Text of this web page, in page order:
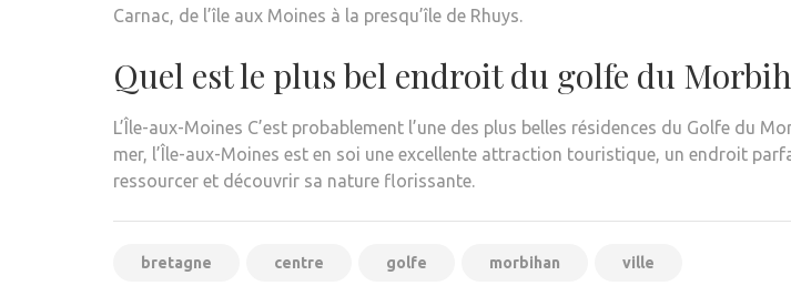
Carnac, de l’île aux Moines à la presqu’île de Rhuys.
Quel est le plus bel endroit du golfe du
L’Île-aux-Moines C’est probablement l’une des plus belles résidences du Golfe du
mer, l’Île-aux-Moines est en soi une excellente attraction touristique, un endroit
ressourcer et découvrir sa nature florissante.
bretagne centre golfe morbihan ville